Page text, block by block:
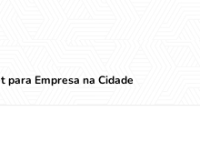
para Empresa na Cidade